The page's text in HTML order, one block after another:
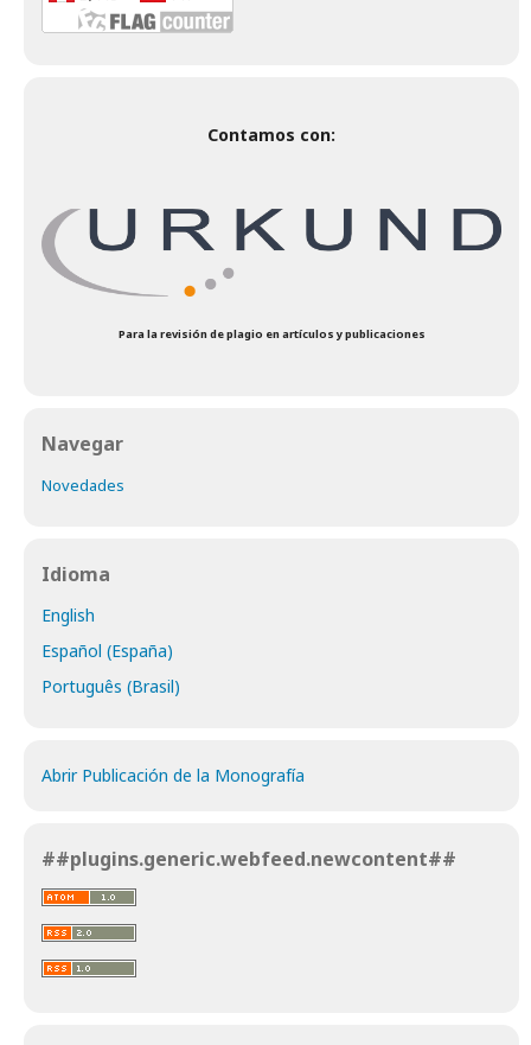
Contamos con:
Para la revisión de plagio en artículos y publicaciones
Navegar
Novedades
Idioma
English
Español (España)
Português (Brasil)
Abrir Publicación de la Monografía
##plugins.generic.webfeed.newcontent##